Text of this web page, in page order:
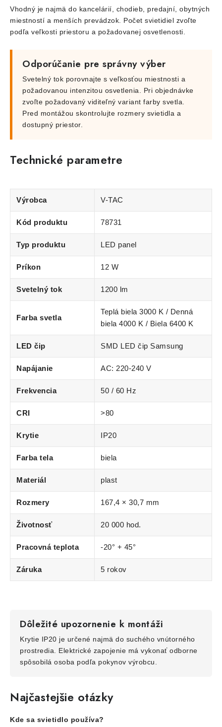
Vhodný je najmä do kancelárií, chodieb, predajní, obytných
miestností a menších prevádzok. Počet svietidiel zvoľte
podľa veľkosti priestoru a požadovanej osvetlenosti.
Odporúčanie pre správny výber
Svetelný tok porovnajte s veľkosťou miestnosti a
požadovanou intenzitou osvetlenia. Pri objednávke
zvoľte požadovaný viditeľný variant farby svetla.
Pred montážou skontrolujte rozmery svietidla a
dostupný priestor.
Technické parametre
Výrobca V-TAC
Kód produktu 78731
Typ produktu LED panel
Príkon 12 W
Svetelný tok 1200 lm
Farba svetla
Teplá biela 3000 K / Denná
biela 4000 K / Biela 6400 K
LED čip SMD LED čip Samsung
Napájanie AC: 220-240 V
Frekvencia 50 / 60 Hz
CRI >80
Krytie IP20
Farba tela biela
Materiál plast
Rozmery 167,4 × 30,7 mm
Životnosť 20 000 hod.
Pracovná teplota -20° + 45°
Záruka 5 rokov
Dôležité upozornenie k montáži
Krytie IP20 je určené najmä do suchého vnútorného
prostredia. Elektrické zapojenie má vykonať odborne
spôsobilá osoba podľa pokynov výrobcu.
Najčastejšie otázky
Kde sa svietidlo používa?